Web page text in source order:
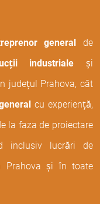
general
de
industriale și
județul Prahova, cât
cu experiență,
la faza de proiectare
inclusiv lucrări de
și în toate